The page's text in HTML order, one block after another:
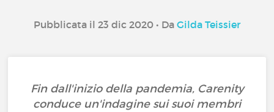
Pubblicata il 23 dic 2020 • Da Gilda Teissier
Fin dall'inizio della pandemia, Carenity
conduce un'indagine sui suoi membri